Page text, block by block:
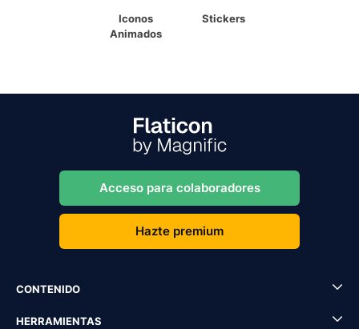
Iconos
Animados
Stickers
Acceso para colaboradores
Hazte premium
CONTENIDO
HERRAMIENTAS